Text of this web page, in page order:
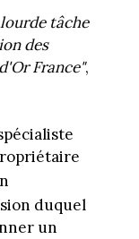
tâche
des
France",
duquel
un